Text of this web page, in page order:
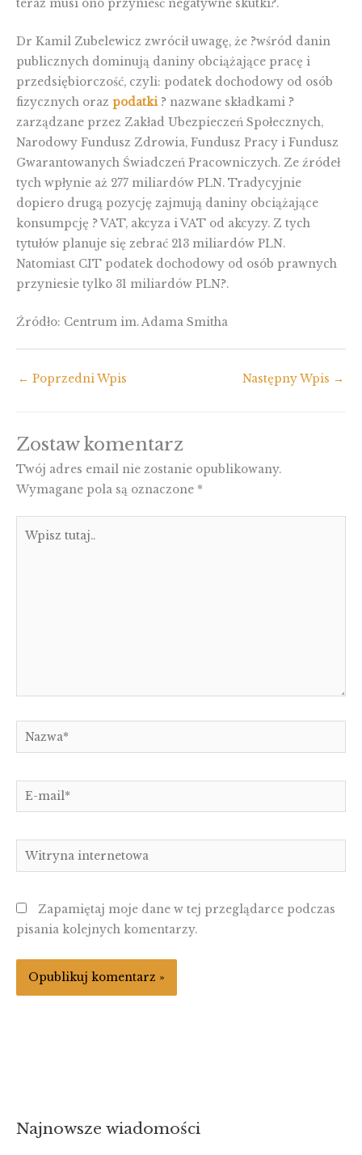
teraz musi ono przynieść negatywne skutki?.
Dr Kamil Zubelewicz zwrócił uwagę, że ?wśród danin
publicznych dominują daniny obciążające pracę i
przedsiębiorczość, czyli: podatek dochodowy od osób
fizycznych oraz podatki? nazwane składkami ?
zarządzane przez Zakład Ubezpieczeń Społecznych,
Narodowy Fundusz Zdrowia, Fundusz Pracy i Fundusz
Gwarantowanych Świadczeń Pracowniczych. Ze źródeł
tych wpłynie aż 277 miliardów PLN. Tradycyjnie
dopiero drugą pozycję zajmują daniny obciążające
konsumpcję ? VAT, akcyza i VAT od akcyzy. Z tych
tytułów planuje się zebrać 213 miliardów PLN.
Natomiast CIT podatek dochodowy od osób prawnych
przyniesie tylko 31 miliardów PLN?.
Źródło: Centrum im. Adama Smitha
← Poprzedni Wpis Następny Wpis →
Zostaw komentarz
Twój adres email nie zostanie opublikowany.
Wymagane pola są oznaczone *
tutaj..
Nazwa*
E-
mail*
Witryna
internetowa
Zapamiętaj moje dane w tej przeglądarce podczas
pisania kolejnych komentarzy.
Najnowsze wiadomości